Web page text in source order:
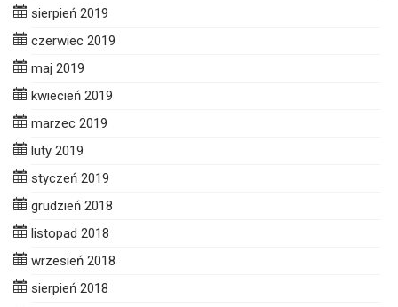
sierpień 2019
czerwiec 2019
maj 2019
kwiecień 2019
marzec 2019
luty 2019
styczeń 2019
grudzień 2018
listopad 2018
wrzesień 2018
sierpień 2018